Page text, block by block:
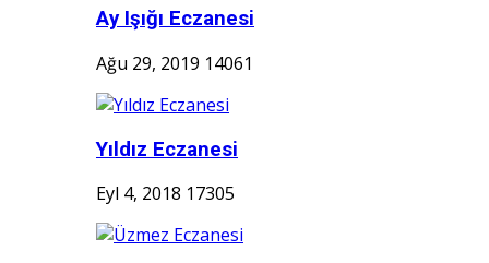
Ay Işığı Eczanesi
Ağu 29, 2019 14061
Yıldız Eczanesi
Eyl 4, 2018 17305